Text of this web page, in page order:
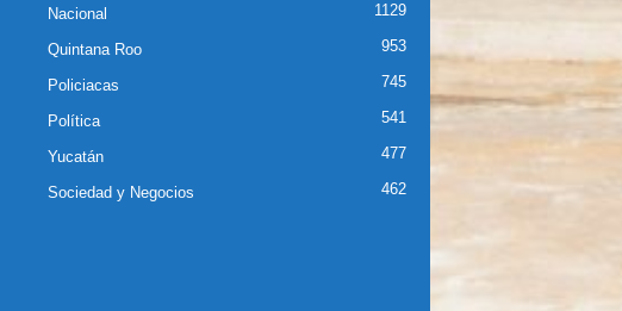
Nacional 1129
Quintana Roo 953
Policiacas 745
Política 541
Yucatán 477
Sociedad y Negocios 462